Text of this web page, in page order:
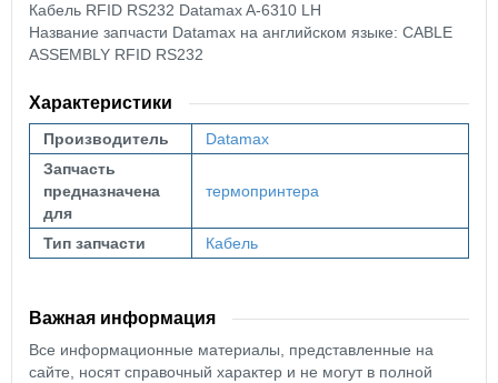
Кабель RFID RS232 Datamax A-6310 LH
Название запчасти Datamax на английском языке: CABLE
ASSEMBLY RFID RS232
Характеристики
Производитель
Datamax
Запчасть
предназначена
для
термопринтера
Тип запчасти Кабель
Важная информация
Все информационные материалы, представленные на
сайте, носят справочный характер и не могут в полной